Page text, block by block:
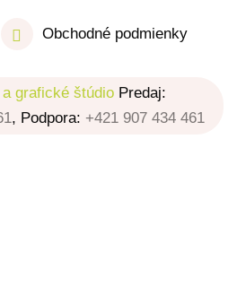
Obchodné podmienky
grafické štúdio Predaj:
, Podpora: +421 907 434 461